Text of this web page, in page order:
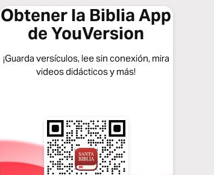
Obtener la Biblia App
de YouVersion
¡Guarda versículos, lee sin conexión, mira
videos didácticos y más!